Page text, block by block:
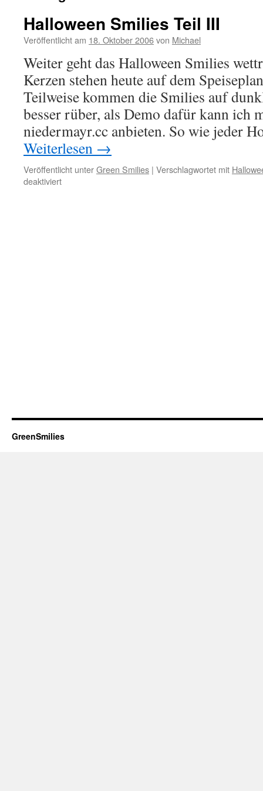
Halloween Smilies Teil III
Veröffentlicht am 18. Oktober 2006von Michael
Weiter geht das Halloween Smilies
Kerzen stehen heute auf dem
Teilweise kommen die Smilies auf
besser rüber, als Demo dafür kann ich
niedermayr.cc anbieten. So wie jeder
Weiterlesen →
Veröffentlicht unterGreen Smilies | Verschlagwortet mit
deaktiviertfür
GreenSmilies